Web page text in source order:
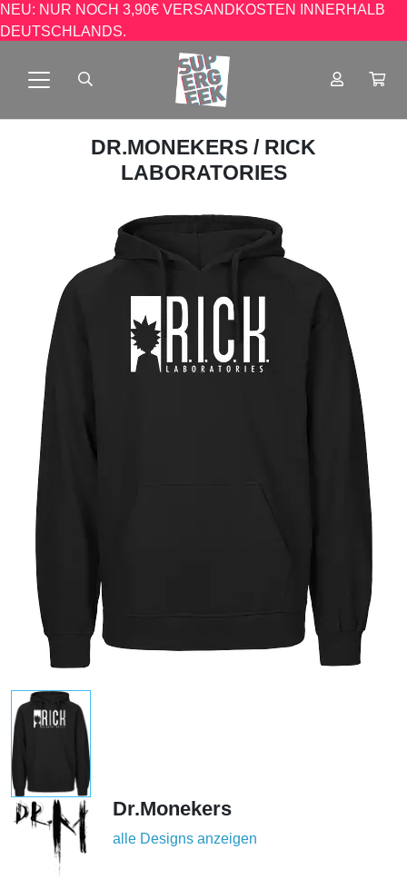
NEU: NUR NOCH 3,90€ VERSANDKOSTEN INNERHALB
DEUTSCHLANDS.
DR.MONEKERS / RICK
LABORATORIES
Dr.Monekers
alle Designs anzeigen